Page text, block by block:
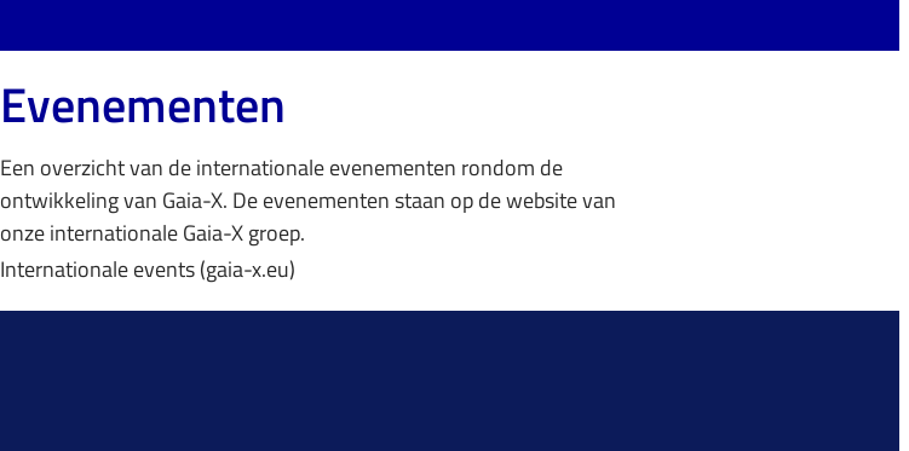
Evenementen
Een overzicht van de internationale evenementen rondom de
ontwikkeling van Gaia-X. De evenementen staan op de website van
onze internationale Gaia-X groep.
Internationale events (gaia-x.eu)